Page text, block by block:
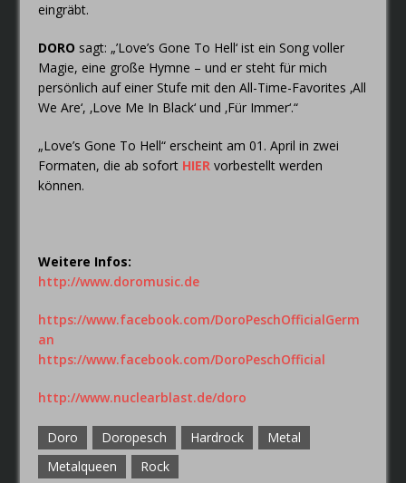
eingräbt.
DORO sagt: „’Love’s Gone To Hell‘ ist ein Song voller
Magie, eine große Hymne – und er steht für mich
persönlich auf einer Stufe mit den All-Time-Favorites ‚All
We Are‘, ‚Love Me In Black‘ und ‚Für Immer‘.“
„Love’s Gone To Hell“ erscheint am 01. April in zwei
Formaten, die ab sofort HIER vorbestellt werden
können.
Weitere Infos:
http://www.doromusic.de
https://www.facebook.com/DoroPeschOfficialGerm
an
https://www.facebook.com/DoroPeschOfficial
http://www.nuclearblast.de/doro
Doro Doropesch Hardrock
Metal
Metalqueen
Rock